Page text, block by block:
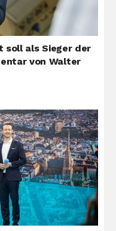
soll als Sieger der
von Walter